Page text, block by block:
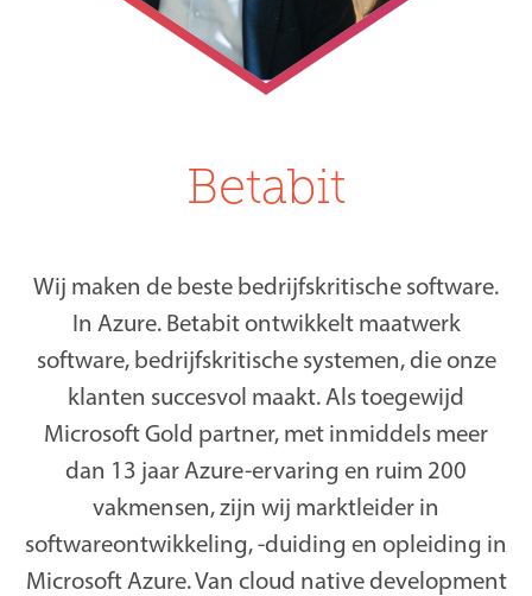
Betabit
Wij maken de beste bedrijfskritische software.
In Azure. Betabit ontwikkelt maatwerk
software, bedrijfskritische systemen, die onze
klanten succesvol maakt. Als toegewijd
Microsoft Gold partner, met inmiddels meer
dan 13 jaar Azure-ervaring en ruim 200
vakmensen, zijn wij marktleider in
softwareontwikkeling, -duiding en opleiding in
Microsoft Azure. Van cloud native development